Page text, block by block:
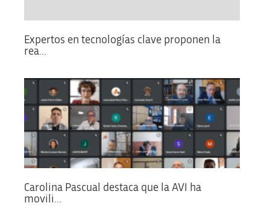
Expertos en tecnologías clave proponen la
rea...
Carolina Pascual destaca que la AVI ha
movili...